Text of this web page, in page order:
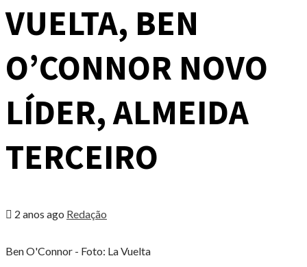
VUELTA, BEN
O’CONNOR NOVO
LÍDER, ALMEIDA
TERCEIRO
2 anos ago Redação
Ben O'Connor - Foto: La Vuelta